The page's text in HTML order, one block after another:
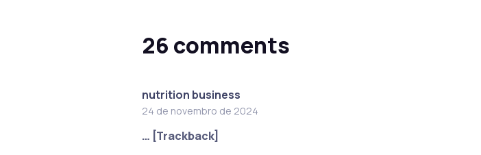
26 comments
nutrition business
24 de novembro de 2024
… [Trackback]